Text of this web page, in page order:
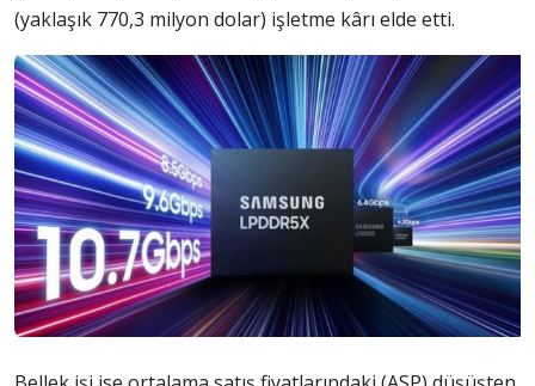
(yaklaşık 770,3 milyon dolar) işletme kârı elde etti.